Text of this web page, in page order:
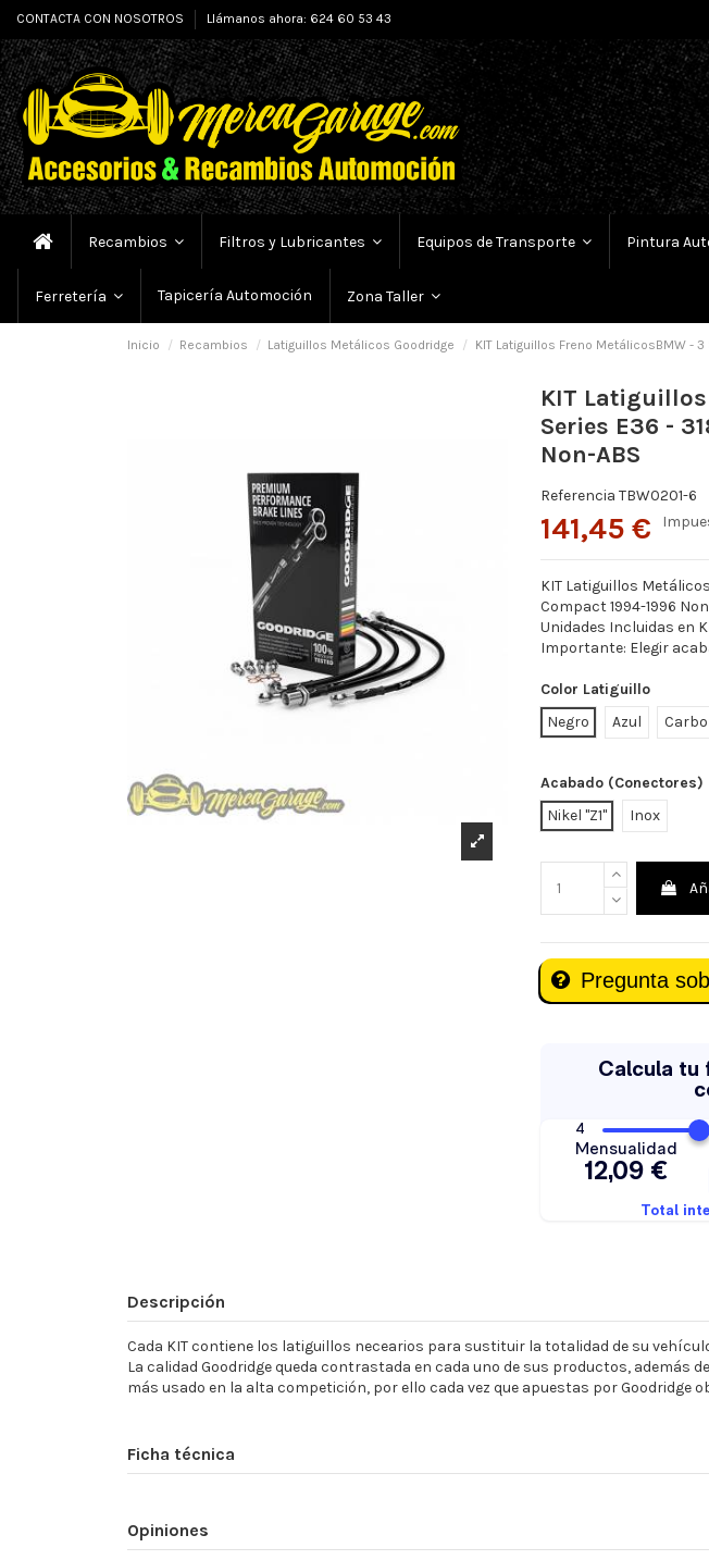
CONTACTA CON NOSOTROS Llámanos ahora: 624 60 53 43
Recambios Filtros y Lubricantes Equipos de Transporte Pintura
Ferretería Tapicería Automoción Zona Taller
Inicio Recambios Latiguillos Metálicos Goodridge KIT Latiguillos Freno MetálicosBMW -
KIT
Series E36 -
Non-ABS
Referencia TBW0201-6
141,45 €
KIT Latiguillos
Compact 1994-1996
Unidades Incluidas en
Importante: Elegir
Color Latiguillo
Negro
Azul
Acabado (Conectores)
Nikel "Z1"
Inox
Pregunta
Descripción
Cada KIT contiene los latiguillos necearios para sustituir la totalidad de su
La calidad Goodridge queda contrastada en cada uno de sus productos,
más usado en la alta competición, por ello cada vez que apuestas por Goodridge
Ficha técnica
Opiniones